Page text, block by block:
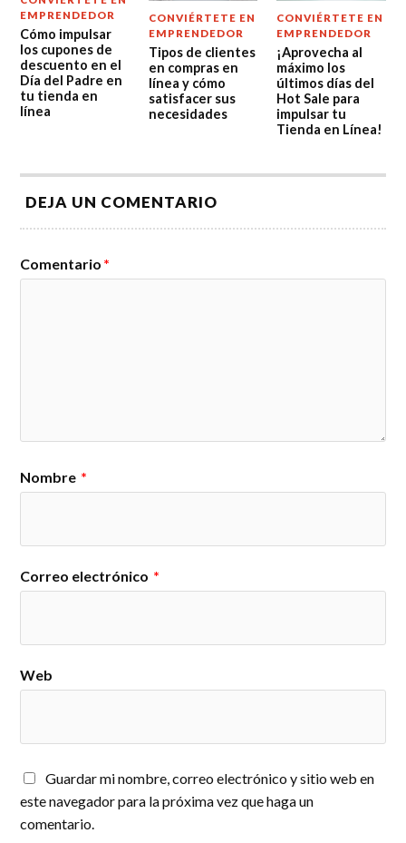
EMPRENDEDOR
Cómo impulsar
los cupones de
descuento en el
Día del Padre en
tu tienda en
línea
CONVIÉRTETE EN
EMPRENDEDOR
Tipos de clientes
en compras en
línea y cómo
satisfacer sus
necesidades
CONVIÉRTETE EN
EMPRENDEDOR
¡Aprovecha al
máximo los
últimos días del
Hot Sale para
impulsar tu
Tienda en Línea!
DEJA UN COMENTARIO
Comentario *
Nombre *
Correo electrónico *
Web
Guardar mi nombre, correo electrónico y sitio web en
este navegador para la próxima vez que haga un
comentario.